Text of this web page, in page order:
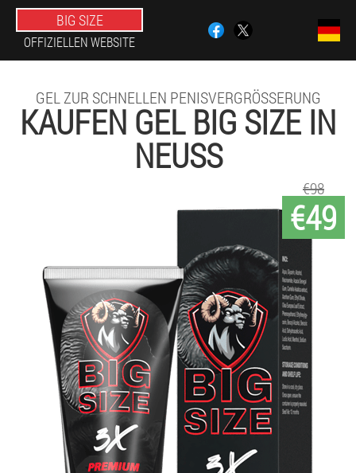
BIG SIZE
OFFIZIELLEN WEBSITE
GEL ZUR SCHNELLEN PENISVERGRÖSSERUNG
KAUFEN GEL BIG SIZE IN
NEUSS
€49
€98